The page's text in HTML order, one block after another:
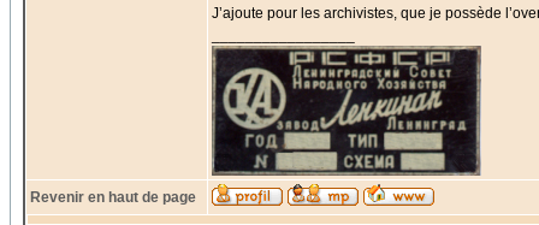
J’ajoute pour les archivistes, que je possède
Revenir en haut de page